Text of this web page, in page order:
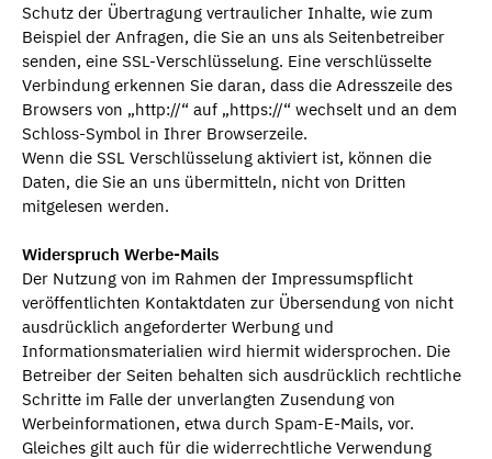
Schutz der Übertragung vertraulicher Inhalte, wie zum
Beispiel der Anfragen, die Sie an uns als Seitenbetreiber
senden, eine SSL-Verschlüsselung. Eine verschlüsselte
Verbindung erkennen Sie daran, dass die Adresszeile des
Browsers von „http://“ auf „https://“ wechselt und an dem
Schloss-Symbol in Ihrer Browserzeile.
Wenn die SSL Verschlüsselung aktiviert ist, können die
Daten, die Sie an uns übermitteln, nicht von Dritten
mitgelesen werden.
Widerspruch Werbe-Mails
Der Nutzung von im Rahmen der Impressumspflicht
veröffentlichten Kontaktdaten zur Übersendung von nicht
ausdrücklich angeforderter Werbung und
Informationsmaterialien wird hiermit widersprochen. Die
Betreiber der Seiten behalten sich ausdrücklich rechtliche
Schritte im Falle der unverlangten Zusendung von
Werbeinformationen, etwa durch Spam-E-Mails, vor.
Gleiches gilt auch für die widerrechtliche Verwendung